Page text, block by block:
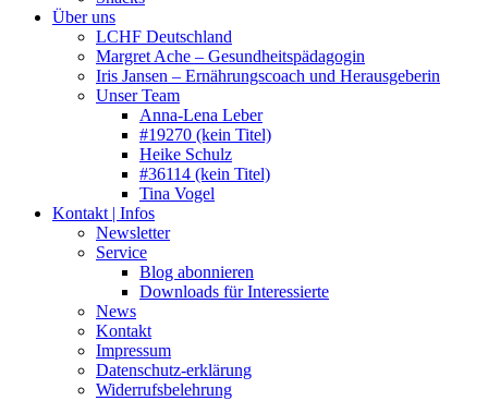
Über uns
LCHF Deutschland
Margret Ache – Gesundheitspädagogin
Iris Jansen – Ernährungscoach und Herausgeberin
Unser Team
Anna-Lena Leber
#19270 (kein Titel)
Heike Schulz
#36114 (kein Titel)
Tina Vogel
Kontakt | Infos
Newsletter
Service
Blog abonnieren
Downloads für Interessierte
News
Kontakt
Impressum
Datenschutz-erklärung
Widerrufsbelehrung